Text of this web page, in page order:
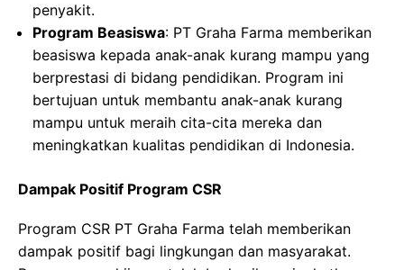
penyakit.
Program Beasiswa: PT Graha Farma memberikan
beasiswa kepada anak-anak kurang mampu yang
berprestasi di bidang pendidikan. Program ini
bertujuan untuk membantu anak-anak kurang
mampu untuk meraih cita-cita mereka dan
meningkatkan kualitas pendidikan di Indonesia.
Dampak Positif Program CSR
Program CSR PT Graha Farma telah memberikan
dampak positif bagi lingkungan dan masyarakat.